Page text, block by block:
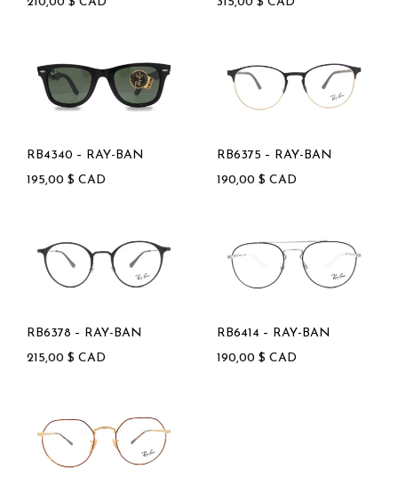
RB4340 – RAY-BAN
195,00 $ CAD
RB6375 – RAY-BAN
190,00 $ CAD
RB6378 – RAY-BAN
215,00 $ CAD
RB6414 – RAY-BAN
190,00 $ CAD